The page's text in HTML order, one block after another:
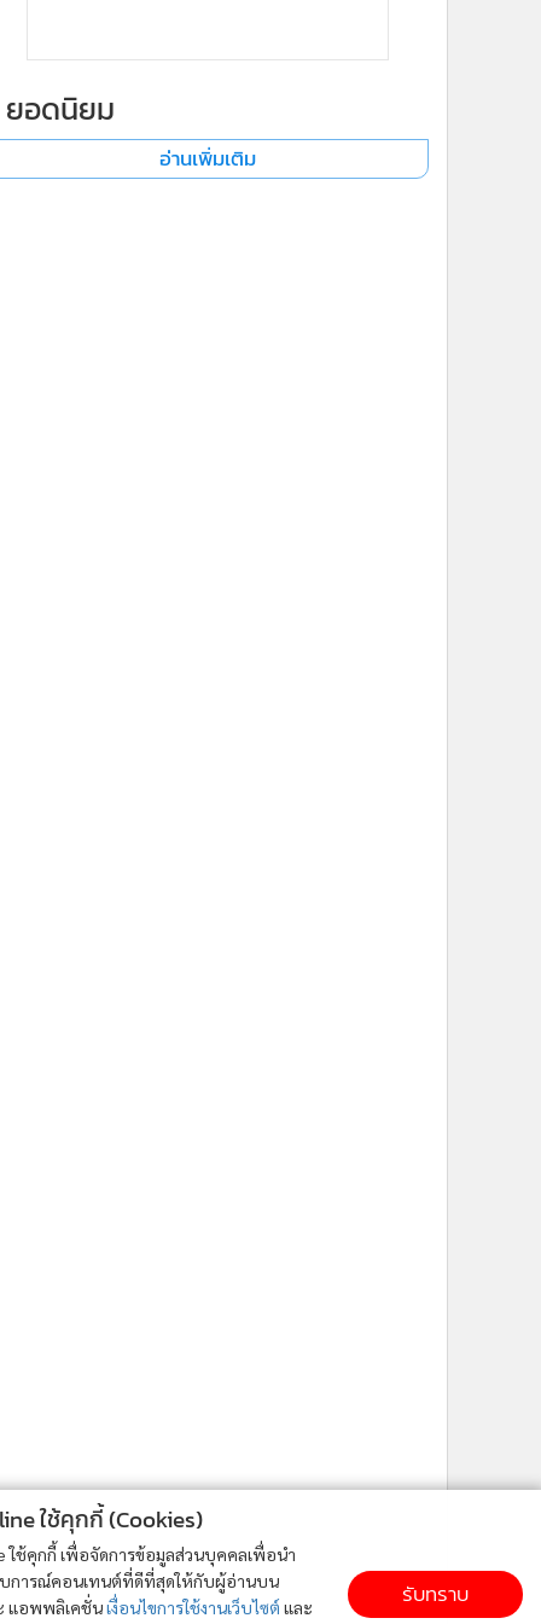
ยอดนิยม
อ่านเพิ่มเติม
ใช้คุกกี้ (Cookies)
ใช้คุกกี้ เพื่อจัดการข้อมูลส่วนบุคคลเพื่อนำ
การณ์คอนเทนต์ที่ดีที่สุดให้กับผู้อ่านบน
แอพพลิเคชั่นเงื่อนไขการใช้งานเว็บไซต์ และ
รับทราบ